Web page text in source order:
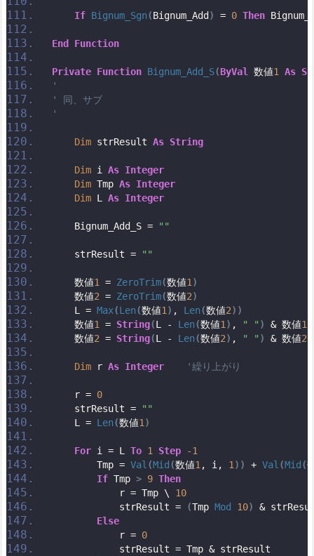
If Bignum_Sgn(Bignum_Add ) = 0 Then
End Function
Private Function Bignum_Add_S(ByVal 数値1 As
'
' 同、サブ
'
Dim strResult As String
Dim i As Integer
Dim Tmp As Integer
Dim L As Integer
    Bignum_Add_S =
""
    strResult =
""
    数値
1 = ZeroTrim(数値1 )
    数値
2 = ZeroTrim(数値2)
    L =
Max(Len(数値1 ) , Len(数値2))
    数値
1 = String(L - Len(数値1 ) , " " ) & 数値1
    数値
2 = String(L - Len(数値2) , " " ) & 数値2
Dim r As Integer '繰り上がり
    r =
0
    strResult =
""
    L =
Len(数値1 )
For i = L To 1 Step
-1
        Tmp =
Val (Mid (数値1 , i, 1 )) + Val (Mid (
If Tmp > 9 Then
            r = Tmp \
10
            strResult =
(Tmp Mod 10)
&
Else
            r =
0
            strResult = Tmp & strResult